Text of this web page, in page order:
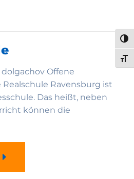
Offene
Realschule Ravensburg ist
Das heißt, neben
können die